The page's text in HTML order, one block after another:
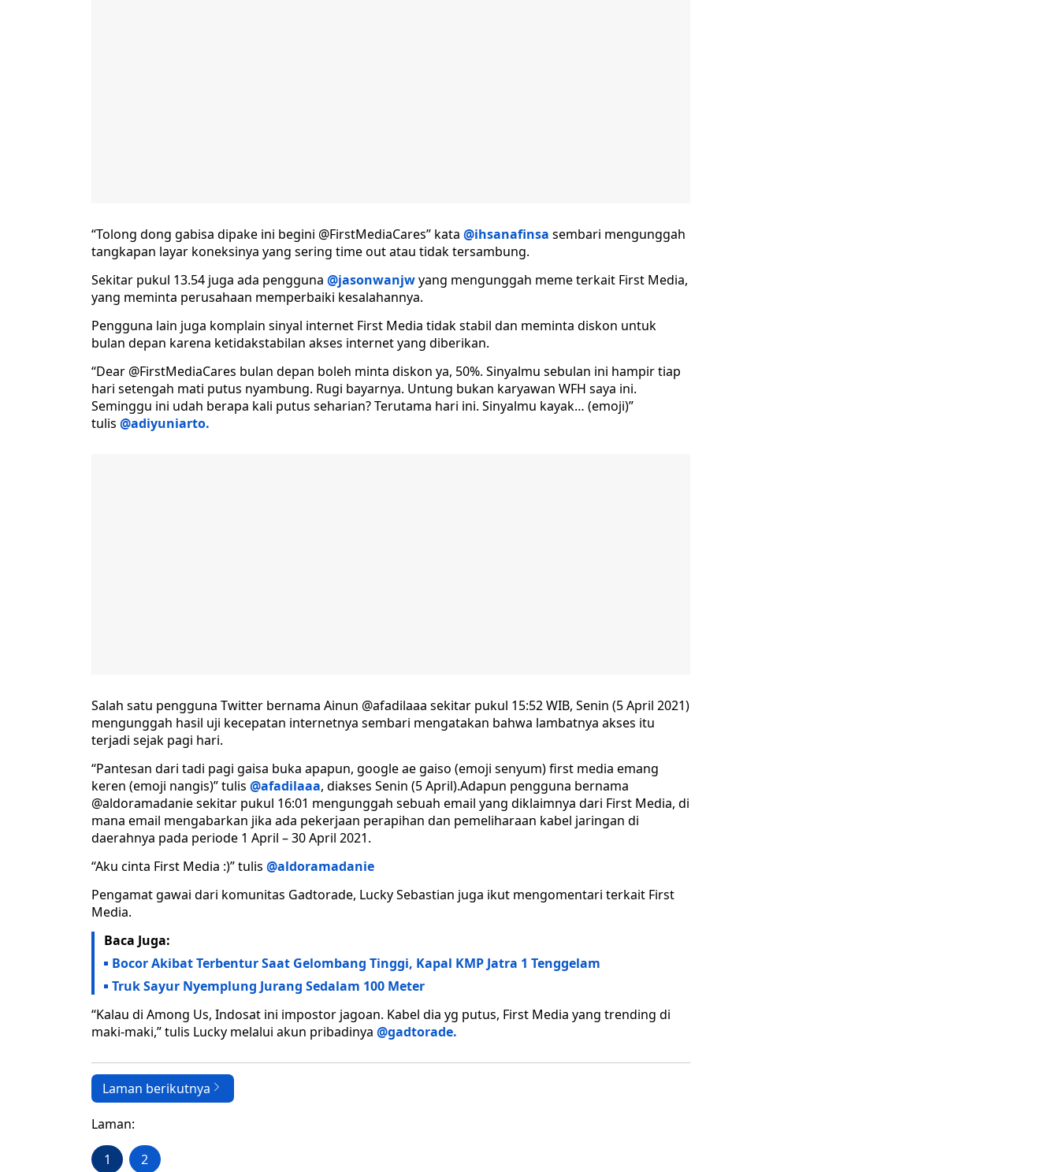
“Tolong dong gabisa dipake ini begini @FirstMediaCares” kata @ihsanafinsa sembari mengunggah
tangkapan layar koneksinya yang sering time out atau tidak tersambung.
Sekitar pukul 13.54 juga ada pengguna @jasonwanjwyang mengunggah meme terkait First Media,
yang meminta perusahaan memperbaiki kesalahannya.
Pengguna lain juga komplain sinyal internet First Media tidak stabil dan meminta diskon untuk
bulan depan karena ketidakstabilan akses internet yang diberikan.
“Dear @FirstMediaCares bulan depan boleh minta diskon ya, 50%. Sinyalmu sebulan ini hampir tiap
hari setengah mati putus nyambung. Rugi bayarnya. Untung bukan karyawan WFH saya ini.
Seminggu ini udah berapa kali putus seharian? Terutama hari ini. Sinyalmu kayak… (emoji)”
tulis @adiyuniarto.
Salah satu pengguna Twitter bernama Ainun @afadilaaa sekitar pukul 15:52 WIB, Senin (5 April 2021)
mengunggah hasil uji kecepatan internetnya sembari mengatakan bahwa lambatnya akses itu
terjadi sejak pagi hari.
“Pantesan dari tadi pagi gaisa buka apapun, google ae gaiso (emoji senyum) first media emang
keren (emoji nangis)” tulis @afadilaaa, diakses Senin (5 April).Adapun pengguna bernama
@aldoramadanie sekitar pukul 16:01 mengunggah sebuah email yang diklaimnya dari First Media, di
mana email mengabarkan jika ada pekerjaan perapihan dan pemeliharaan kabel jaringan di
daerahnya pada periode 1 April – 30 April 2021.
“Aku cinta First Media :)” tulis @aldoramadanie
Pengamat gawai dari komunitas Gadtorade, Lucky Sebastian juga ikut mengomentari terkait First
Media.
Baca Juga:
Bocor Akibat Terbentur Saat Gelombang Tinggi, Kapal KMP Jatra 1 Tenggelam
Truk Sayur Nyemplung Jurang Sedalam 100 Meter
“Kalau di Among Us, Indosat ini impostor jagoan. Kabel dia yg putus, First Media yang trending di
maki-maki,” tulis Lucky melalui akun pribadinya @gadtorade.
Laman berikutnya
Laman:
1 2